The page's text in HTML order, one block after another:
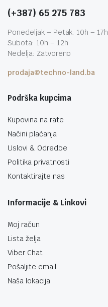
(+387) 65 275 783
Ponedeljak – Petak: 10h – 17h
Subota: 10h – 12h
Nedelja: Zatvoreno
prodaja@techno-land.ba
Podrška kupcima
Kupovina na rate
Načini plaćanja
Uslovi & Odredbe
Politika privatnosti
Kontaktirajte nas
Informacije & Linkovi
Moj račun
Lista želja
Viber Chat
Pošaljite email
Naša lokacija